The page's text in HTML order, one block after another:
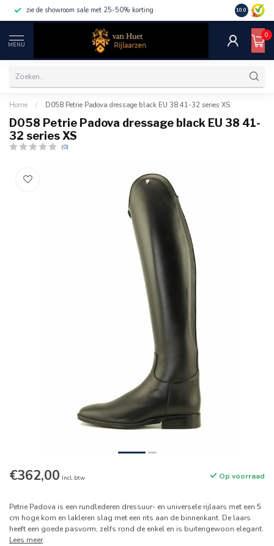
zie de showroom sale met 25-50% korting 10.0
MENU
0
Home / D058 Petrie Padova dressage black EU 38 41-32 series XS
D058 Petrie Padova dressage black EU 38 41-
32 series XS
(0)
€362,00 Incl. btw Op voorraad
Petrie Padova is een rundlederen dressuur- en universele rijlaars met een 5
cm hoge kom en lakleren slag met een rits aan de binnenkant. De laars
heeft een goede pasvorm, zelfs rond de enkel en is buitengewoon elegant.
Lees meer.